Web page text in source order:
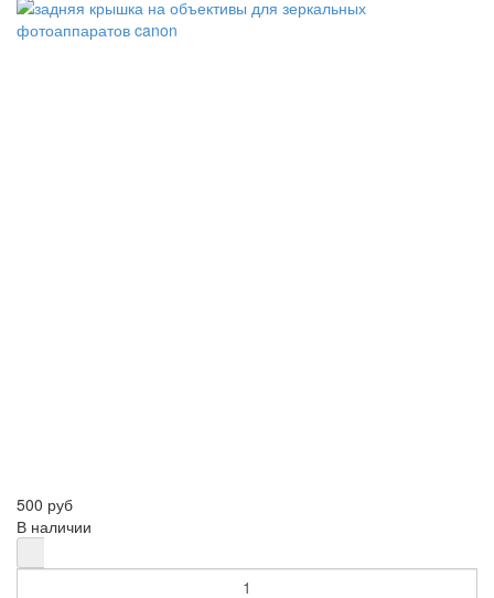
500 руб
В наличии